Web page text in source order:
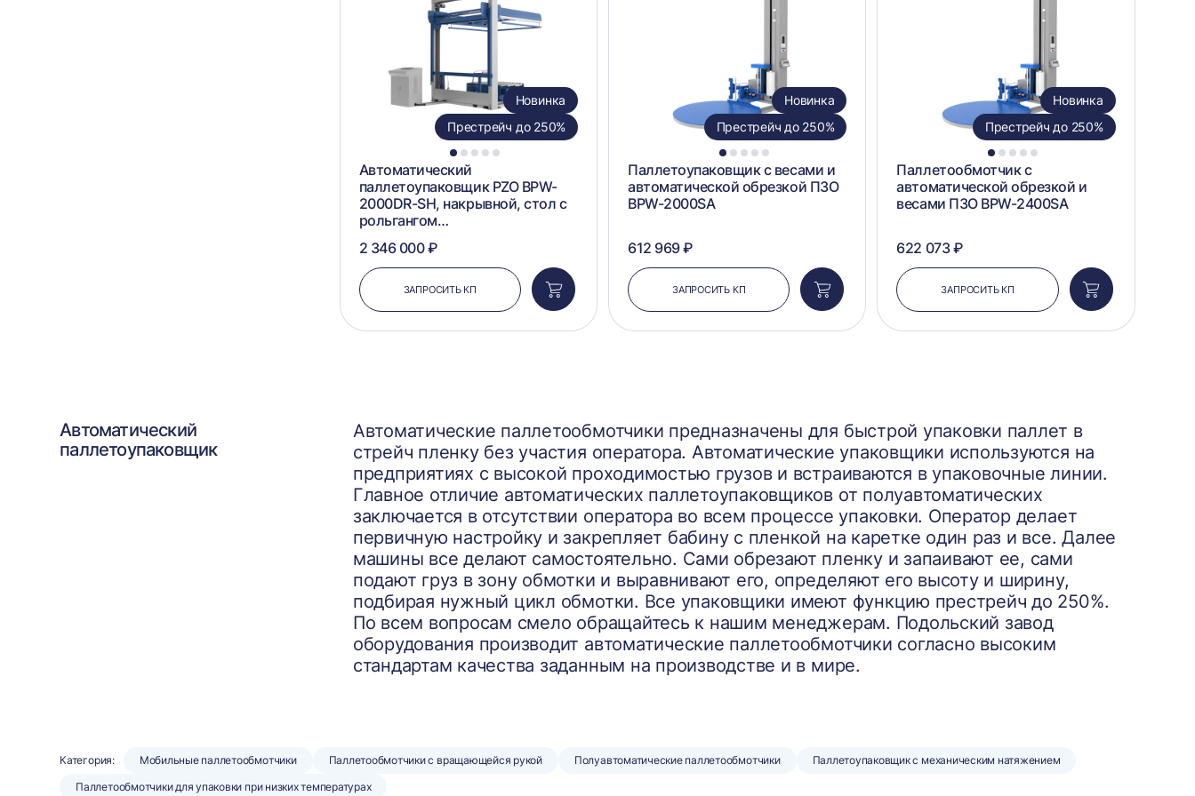
1 2 3 4 5
Новинка
Престрейч до 250%
Автоматический
паллетоупаковщик PZO BPW-
2000DR-SH, накрывной, стол с
рольгангом…
2 346 000 ₽
ЗАПРОСИТЬ КП
Добавить
в
корзину
1 2 3 4 5
Новинка
Престрейч до 250%
Паллетоупаковщик с весами и
автоматической обрезкой ПЗО
BPW-2000SA
612 969 ₽
ЗАПРОСИТЬ КП
Добавить
в
корзину
1 2 3 4 5
Новинка
Престрейч до 250%
Паллетообмотчик с
автоматической обрезкой и
весами ПЗО BPW-2400SA
622 073 ₽
ЗАПРОСИТЬ КП
Добавить
в
корзину
Автоматический
паллетоупаковщик
Автоматические паллетообмотчики предназначены для быстрой упаковки паллет в
стрейч пленку без участия оператора. Автоматические упаковщики используются на
предприятиях с высокой проходимостью грузов и встраиваются в упаковочные линии.
Главное отличие автоматических паллетоупаковщиков от полуавтоматических
заключается в отсутствии оператора во всем процессе упаковки. Оператор делает
первичную настройку и закрепляет бабину с пленкой на каретке один раз и все. Далее
машины все делают самостоятельно. Сами обрезают пленку и запаивают ее, сами
подают груз в зону обмотки и выравнивают его, определяют его высоту и ширину,
подбирая нужный цикл обмотки. Все упаковщики имеют функцию престрейч до 250%.
По всем вопросам смело обращайтесь к нашим менеджерам. Подольский завод
оборудования производит автоматические паллетообмотчики согласно высоким
стандартам качества заданным на производстве и в мире.
Категория: Мобильные паллетообмотчики Паллетообмотчики с вращающейся рукой Полуавтоматические паллетообмотчики
Паллетоупаковщик с механическим натяжением
Паллетообмотчики для упаковки при низких температурах